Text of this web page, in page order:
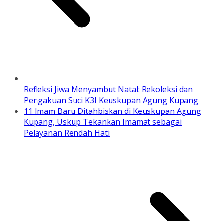
Refleksi Jiwa Menyambut Natal: Rekoleksi dan
Pengakuan Suci K3I Keuskupan Agung Kupang
11 Imam Baru Ditahbiskan di Keuskupan Agung
Kupang, Uskup Tekankan Imamat sebagai
Pelayanan Rendah Hati